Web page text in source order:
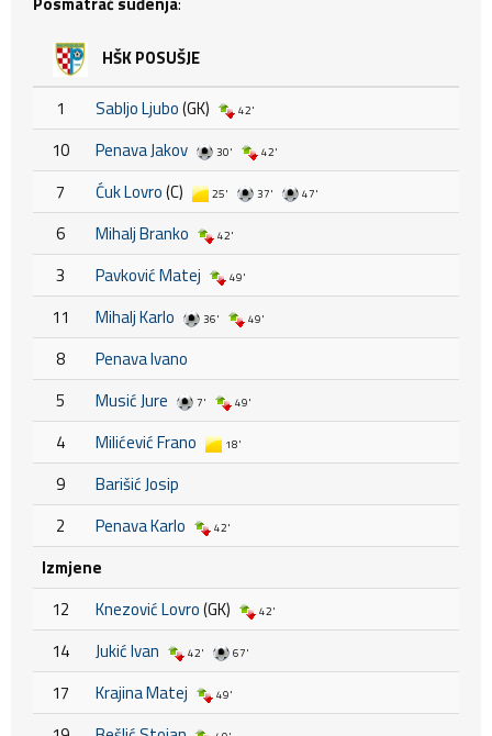
HŠK POSUŠJE
1 Sabljo Ljubo(GK) 42'
10 Penava Jakov 30' 42'
7 Ćuk Lovro(C) 25' 37' 47'
6 Mihalj Branko 42'
3 Pavković Matej 49'
11 Mihalj Karlo 36' 49'
8
Penava Ivano
5
Musić Jure 7' 49'
4 Milićević Frano 18'
9
Barišić Josip
2
Penava Karlo 42'
Izmjene
12
Knezović Lovro(GK) 42'
14 Jukić Ivan 42' 67'
17 Krajina Matej 49'